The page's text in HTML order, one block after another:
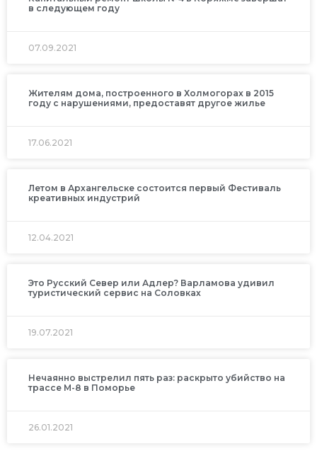
в следующем году
07.09.2021
Жителям дома, построенного в Холмогорах в 2015
году с нарушениями, предоставят другое жилье
17.06.2021
Летом в Архангельске состоится первый Фестиваль
креативных индустрий
12.04.2021
Это Русский Север или Адлер? Варламова удивил
туристический сервис на Соловках
19.07.2021
Нечаянно выстрелил пять раз: раскрыто убийство на
трассе М-8 в Поморье
26.01.2021